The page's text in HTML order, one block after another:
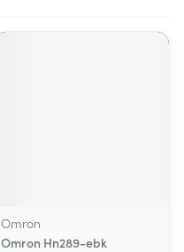
Omron
Omron Hn289-ebk